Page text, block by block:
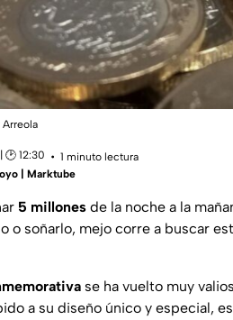
Arreola
🕑 12:30
1 minuto lectura
| Marktube
5 millones de la noche a la
o soñarlo, mejo corre a buscar
se ha vuelto muy
a su diseño único y especial,